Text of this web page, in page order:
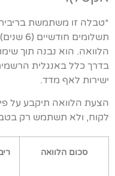
הלוואה. הוא נבנה תוך
בדרך כלל באנגלית
ישירות לאף מדד.
הצעת הלוואה תיקבע על
לקוח, ולא תשתמש רק
סכום הלוואה